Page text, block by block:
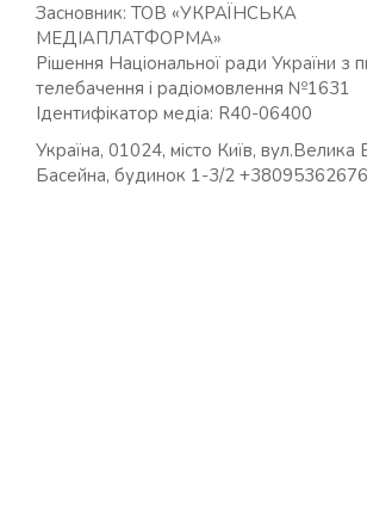
Засновник: ТОВ «УКРАЇНСЬКА
МЕДІАПЛАТФОРМА»
Рішення Національної ради України з
телебачення і радіомовлення №1631
Ідентифікатор медіа: R40-06400
Україна, 01024, місто Київ, вул.Велика
Басейна, будинок 1-3/2